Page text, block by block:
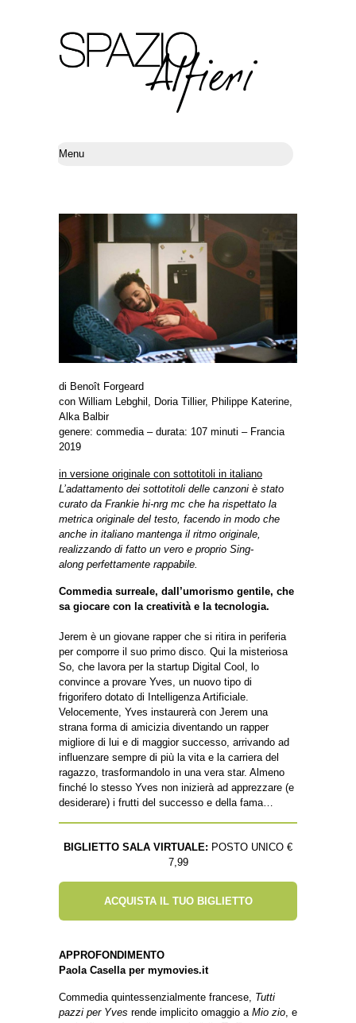
di Benoît Forgeard
con William Lebghil, Doria Tillier, Philippe Katerine,
Alka Balbir
genere: commedia – durata: 107 minuti – Francia
2019
in versione originale con sottotitoli in italiano
L’adattamento dei sottotitoli delle canzoni è stato
curato da Frankie hi-nrg mc che ha rispettato la
metrica originale del testo, facendo in modo che
anche in italiano mantenga il ritmo originale,
realizzando di fatto un vero e proprio Sing-
along perfettamente rappabile.
Commedia surreale, dall’umorismo gentile, che
sa giocare con la creatività e la tecnologia.
Jerem è un giovane rapper che si ritira in periferia
per comporre il suo primo disco. Qui la misteriosa
So, che lavora per la startup Digital Cool, lo
convince a provare Yves, un nuovo tipo di
frigorifero dotato di Intelligenza Artificiale.
Velocemente, Yves instaurerà con Jerem una
strana forma di amicizia diventando un rapper
migliore di lui e di maggior successo, arrivando ad
influenzare sempre di più la vita e la carriera del
ragazzo, trasformandolo in una vera star. Almeno
finché lo stesso Yves non inizierà ad apprezzare (e
desiderare) i frutti del successo e della fama…
BIGLIETTO SALA VIRTUALE: POSTO UNICO €
7,99
ACQUISTA IL TUO BIGLIETTO
APPROFONDIMENTO
Paola Casella per mymovies.it
Commedia quintessenzialmente francese, Tutti
pazzi per Yves rende implicito omaggio a Mio zio, e